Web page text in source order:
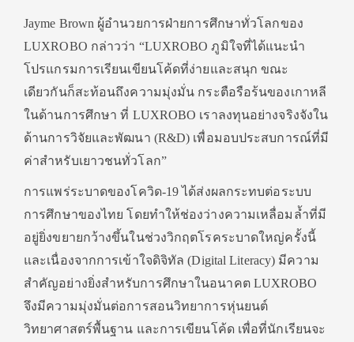
Jayme Brown ผู้อำนวยการฝ่ายการศึกษาทั่วโลกของ
LUXROBO กล่าวว่า “LUXROBO ภูมิใจที่ได้แนะนำ
โปรแกรมการเรียนเขียนโค้ดที่ง่ายและสนุก ขณะ
เดียวกันก็สะท้อนถึงความมุ่งมั่น กระตือรือร้นของเกาหลี
ในด้านการศึกษา ที่ LUXROBO เราลงทุนอย่างจริงจังใน
ด้านการวิจัยและพัฒนา (R&D) เพื่อมอบประสบการณ์ที่มี
ค่าสำหรับเยาวชนทั่วโลก”
การแพร่ระบาดของโควิด-19 ได้ส่งผลกระทบต่อระบบ
การศึกษาของไทย โดยทำให้ช่องว่างความเหลื่อมล้ำที่มี
อยู่ยิ่งขยายกว้างขึ้นในช่วงวิกฤตโรคระบาดใหญ่ครั้งนี้
และเนื่องจากการเข้าใจดิจิทัล (Digital Literacy) มีความ
สำคัญอย่างยิ่งสำหรับการศึกษาในอนาคต LUXROBO
จึงมีความมุ่งมั่นต่อการสอนวิทยาการหุ่นยนต์
วิทยาศาสตร์พื้นฐาน และการเขียนโค้ด เพื่อที่นักเรียนจะ